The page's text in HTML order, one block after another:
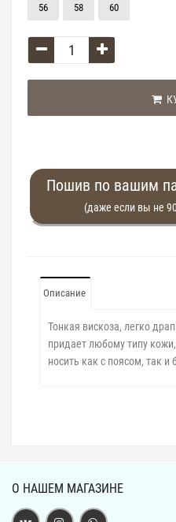
56 58 60
Пошив по вашим
(даже если вы не
Описание
Тонкая вискоза, легко
придает любому типу
носить как с поясом, так и
О НАШЕМ МАГАЗИНЕ